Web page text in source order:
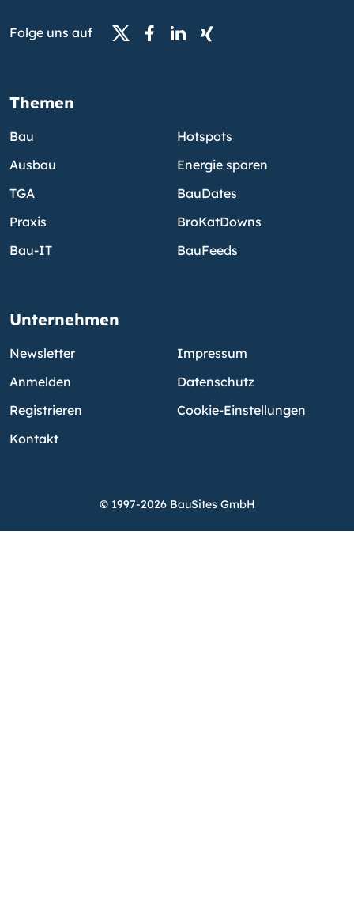
Folge uns auf
Themen
Bau
Ausbau
TGA
Praxis
Bau-IT
Hotspots
Energie sparen
BauDates
BroKatDowns
BauFeeds
Unternehmen
Newsletter
Anmelden
Registrieren
Kontakt
Impressum
Datenschutz
Cookie-Einstellungen
© 1997-2026 BauSites GmbH